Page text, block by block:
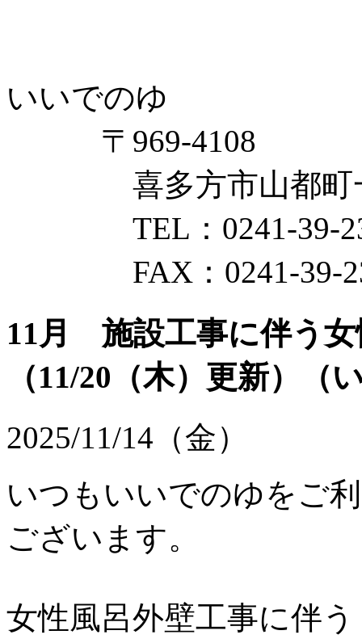
いいでのゆ
〒969-4108
喜多方市山都町一
TEL：0241-39-
FAX：0241-39-
11月 施設工事に伴う
（11/20（木）更新）
（
2025/11/14（金）
いつもいいでのゆをご
ございます。
女性風呂外壁工事に伴う